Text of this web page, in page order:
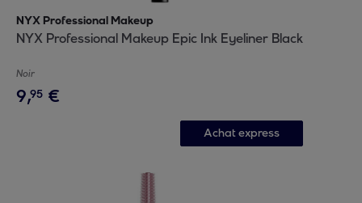
NYX Professional Makeup
NYX Professional Makeup Epic Ink Eyeliner Black
Noir
9,95 €
Achat express